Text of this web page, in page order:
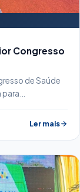
Congresso
de Saúde
Ler mais